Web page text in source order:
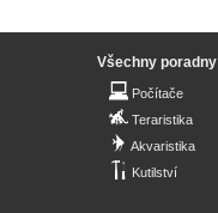
Všechny poradny
Počítače
Teraristika
Akvaristika
Kutilství